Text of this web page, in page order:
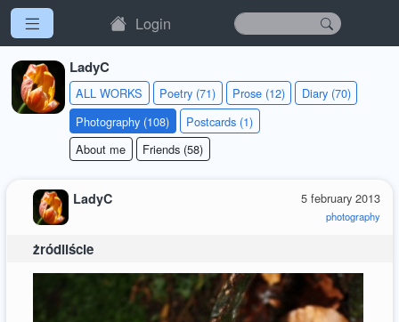
Login
LadyC
ALL WORKS Poetry (71) Prose (12)
Diary (70)
Photography (108)
Postcards (1)
About me
Friends (58)
5 february 2013
photography
LadyC
żródliście